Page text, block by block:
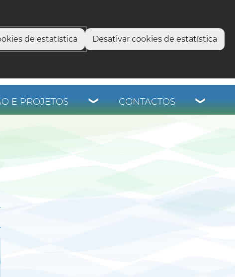
de estatística Desativar cookies de estatística
E PROJETOS CONTACTOS